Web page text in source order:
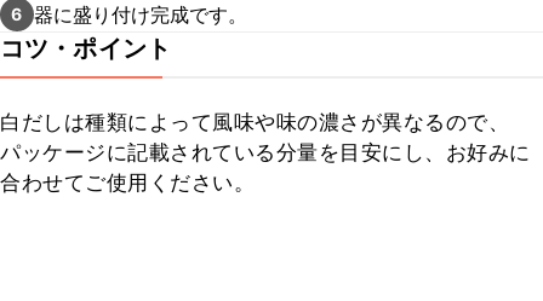
6 器に盛り付け完成です。
コツ・ポイント
白だしは種類によって風味や味の濃さが異なるので、
パッケージに記載されている分量を目安にし、お好みに
合わせてご使用ください。